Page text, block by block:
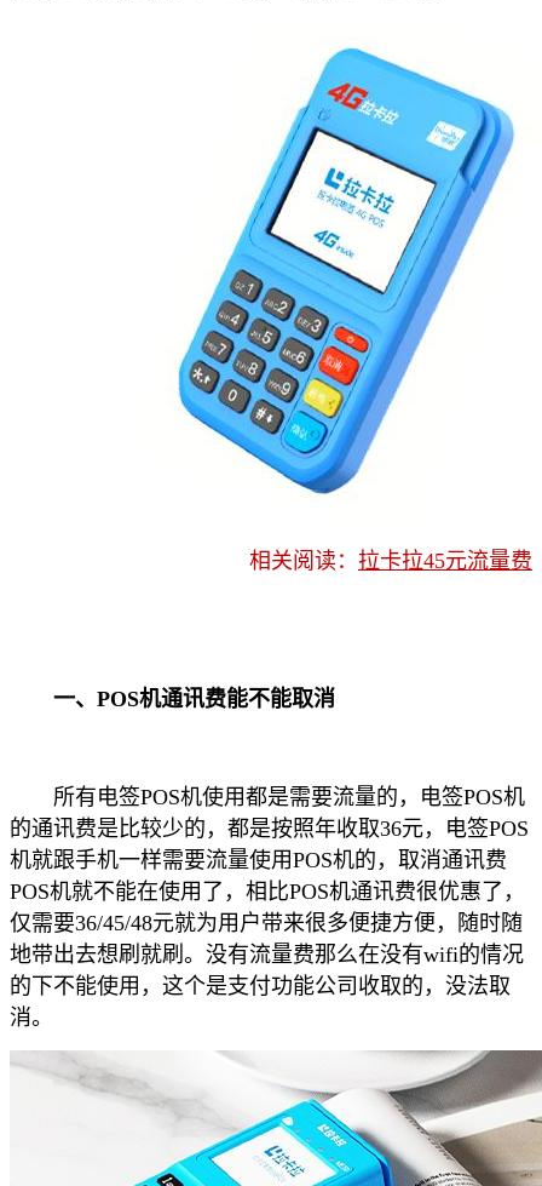
相关阅读： 拉卡拉45元流量费
一、POS机通讯费能不能取消
所有电签POS机使用都是需要流量的，电签POS机
的通讯费是比较少的，都是按照年收取36元，电签POS
机就跟手机一样需要流量使用POS机的，取消通讯费
POS机就不能在使用了，相比POS机通讯费很优惠了，
仅需要36/45/48元就为用户带来很多便捷方便，随时随
地带出去想刷就刷。没有流量费那么在没有wifi的情况
的下不能使用，这个是支付功能公司收取的，没法取
消。